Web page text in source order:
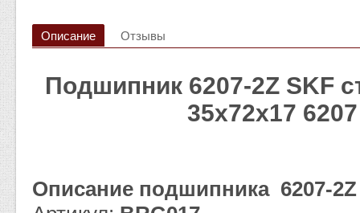
Описание Отзывы
Подшипник 6207-2Z SKF
35x72x17
Описание подшипника 6207-